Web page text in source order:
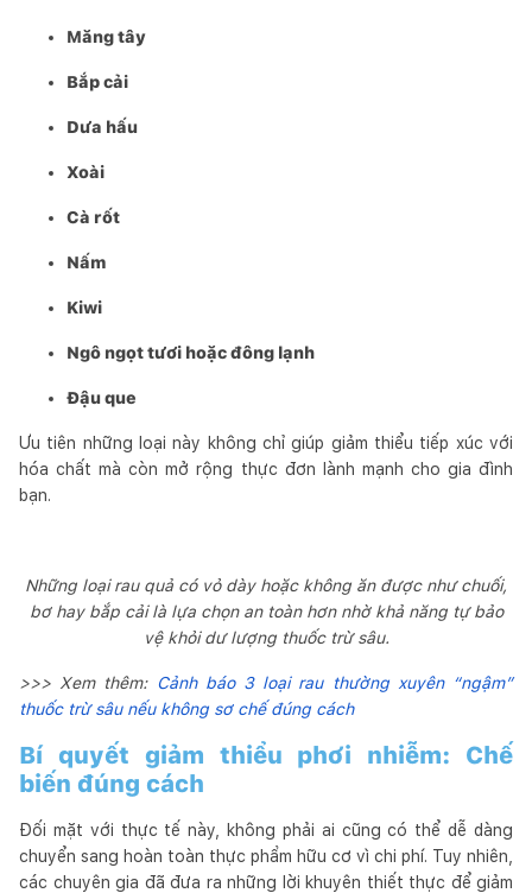
Măng tây
Bắp cải
Dưa hấu
Xoài
Cà rốt
Nấm
Kiwi
Ngô ngọt tươi hoặc đông lạnh
Đậu que
Ưu tiên những loại này không chỉ giúp giảm thiểu tiếp xúc với
hóa chất mà còn mở rộng thực đơn lành mạnh cho gia đình
bạn.
Những loại rau quả có vỏ dày hoặc không ăn được như chuối,
bơ hay bắp cải là lựa chọn an toàn hơn nhờ khả năng tự bảo
vệ khỏi dư lượng thuốc trừ sâu.
>>> Xem thêm: Cảnh báo 3 loại rau thường xuyên “ngậm”
thuốc trừ sâu nếu không sơ chế đúng cách
Bí quyết giảm thiểu phơi nhiễm: Chế
biến đúng cách
Đối mặt với thực tế này, không phải ai cũng có thể dễ dàng
chuyển sang hoàn toàn thực phẩm hữu cơ vì chi phí. Tuy nhiên,
các chuyên gia đã đưa ra những lời khuyên thiết thực để giảm